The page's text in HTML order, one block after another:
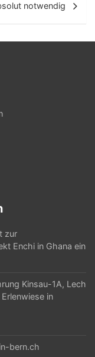
notwendig
zur
Enchi in Ghana ein
Kinsau-1A, Lech
in
bern.ch